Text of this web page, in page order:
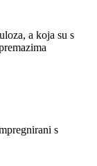
a koja su s
s